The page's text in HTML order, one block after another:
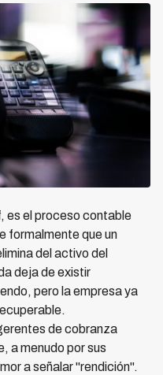
es el proceso contable
formalmente que un
del activo del
deja de existir
pero la empresa ya
de cobranza
a menudo por sus
a señalar "rendición".